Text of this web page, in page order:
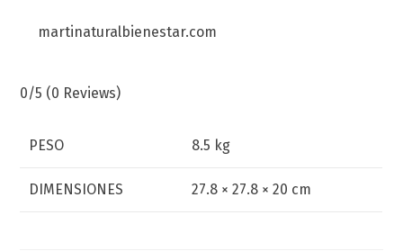
martinaturalbienestar.com
0/5 (0 Reviews)
PESO 8.5 kg
DIMENSIONES 27.8 × 27.8 × 20 cm